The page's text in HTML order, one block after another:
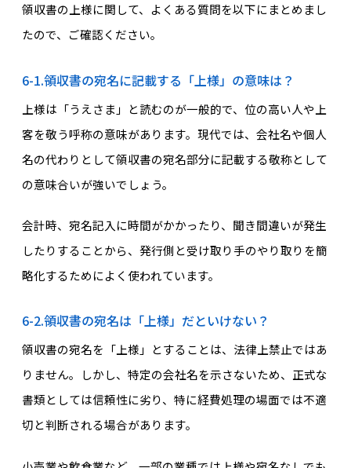
領収書の上様に関して、よくある質問を以下にまとめまし
たので、ご確認ください。
6-1.領収書の宛名に記載する「上様」の意味は？
上様は「うえさま」と読むのが一般的で、位の高い人や上
客を敬う呼称の意味があります。現代では、会社名や個人
名の代わりとして領収書の宛名部分に記載する敬称として
の意味合いが強いでしょう。
会計時、宛名記入に時間がかかったり、聞き間違いが発生
したりすることから、発行側と受け取り手のやり取りを簡
略化するためによく使われています。
6-2.領収書の宛名は「上様」だといけない？
領収書の宛名を「上様」とすることは、法律上禁止ではあ
りません。しかし、特定の会社名を示さないため、正式な
書類としては信頼性に劣り、特に経費処理の場面では不適
切と判断される場合があります。